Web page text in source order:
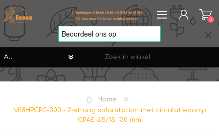
REGISTREREN
0
Home
M18HPCPC-300 - 2-strang solarstation met circulatiepomp
CPAE 55/15 130 mm